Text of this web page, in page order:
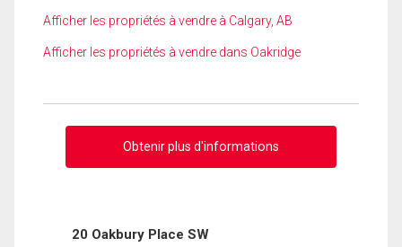
Afficher les propriétés à vendre à Calgary, AB
Afficher les propriétés à vendre dans Oakridge
Obtenir plus d'informations
20 Oakbury Place SW